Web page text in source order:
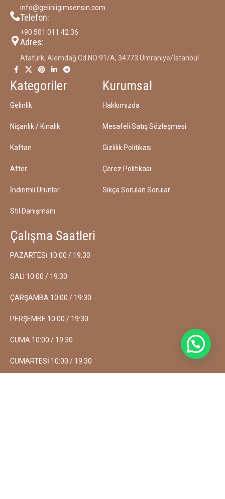
info@gelinligimsensin.com
Telefon:
‪+90 501 011 42 36‬
Adres:
Atatürk, Alemdağ Cd NO:91/A, 34773 Ümraniye/İstanbul
Kategoriler
Gelinlik
Nişanlık / Kınalık
Kaftan
After
İndirimli Ürünler
Stil Danışmanı
Kurumsal
Hakkımızda
Mesafeli Satış Sözleşmesi
Gizlilik Politikası
Çerez Politikası
Sıkça Sorulan Sorular
Çalışma Saatleri
PAZARTESİ 10:00 / 19:30
SALI 10:00 / 19:30
ÇARŞAMBA 10:00 / 19:30
PERŞEMBE 10:00 / 19:30
CUMA 10:00 / 19:30
CUMARTESİ 10:00 / 19:30